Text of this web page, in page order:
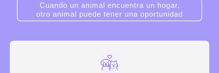
Cuando un animal encuentra un hogar,
otro animal puede tener una oportunidad